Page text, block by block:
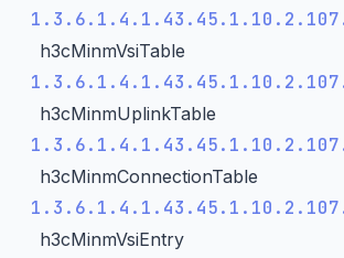
h3cMinmVsiTable
h3cMinmUplinkTable
h3cMinmConnectionTable
h3cMinmVsiEntry